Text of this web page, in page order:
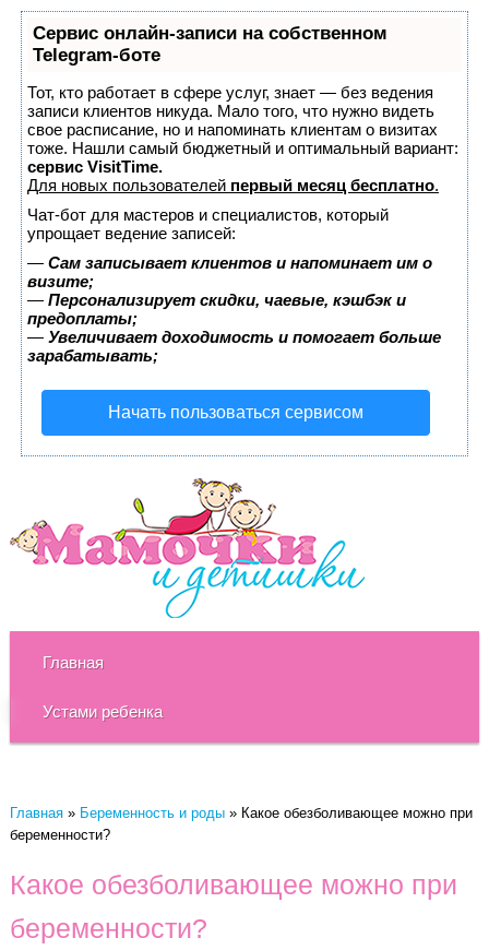
Сервис онлайн-записи на собственном
Telegram-боте
Тот, кто работает в сфере услуг, знает — без ведения
записи клиентов никуда. Мало того, что нужно видеть
свое расписание, но и напоминать клиентам о визитах
тоже. Нашли самый бюджетный и оптимальный вариант:
сервис VisitTime.
Для новых пользователей первый месяц бесплатно.
Чат-бот для мастеров и специалистов, который
упрощает ведение записей:
— Сам записывает клиентов и напоминает им о
визите;
— Персонализирует скидки, чаевые, кэшбэк и
предоплаты;
— Увеличивает доходимость и помогает больше
зарабатывать;
Начать пользоваться сервисом
Главная
Устами ребенка
Главная» Беременность и роды» Какое обезболивающее можно при
беременности?
Какое обезболивающее можно при
беременности?